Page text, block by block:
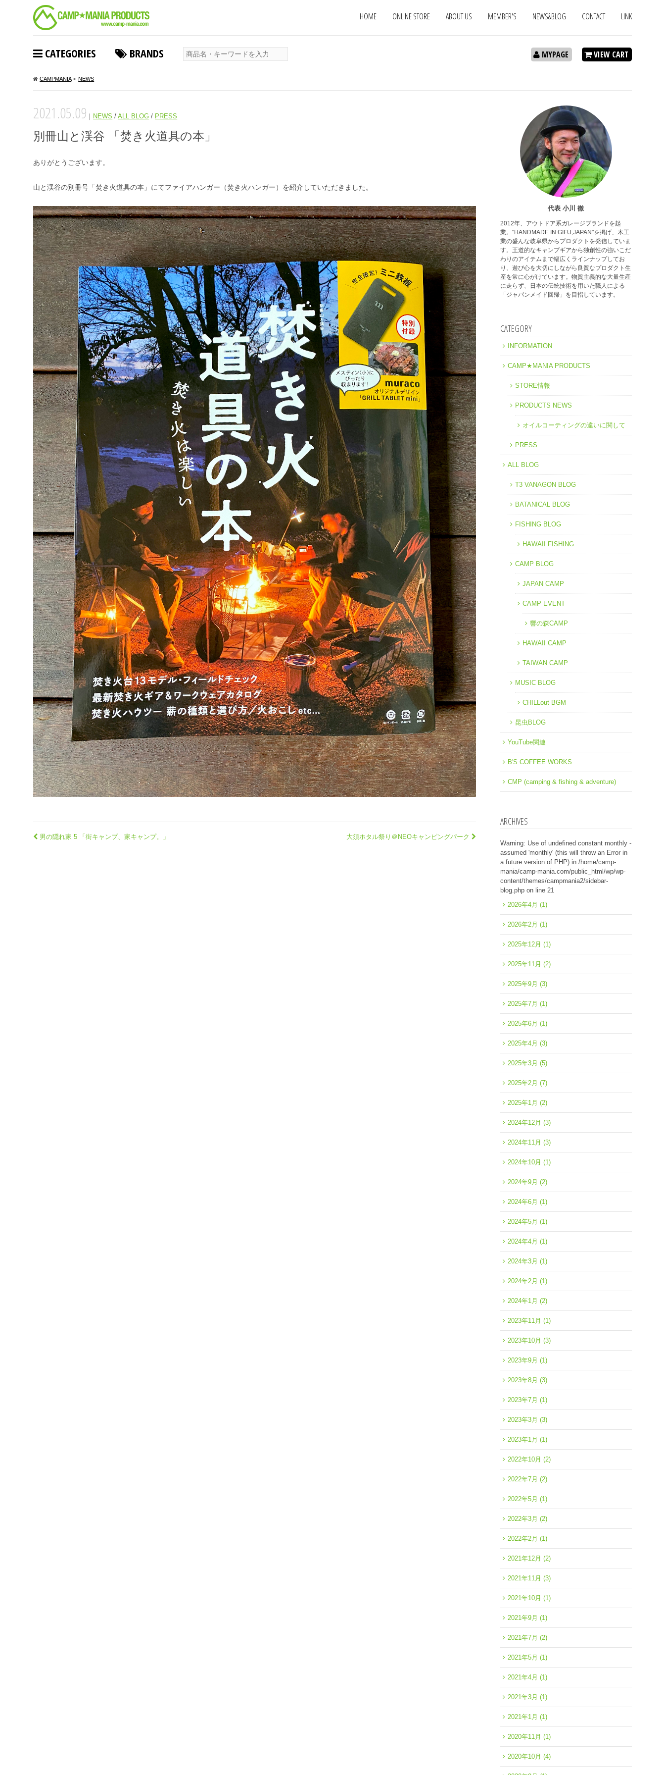
HOME ONLINE STORE ABOUT US MEMBER'S NEWS&BLOG CONTACT LINK
CATEGORIES BRANDS VIEW CART
MYPAGE
CAMPMANIA> NEWS
2021.05.09 ｜ NEWS /ALL BLOG / PRESS
別冊山と渓谷 「焚き火道具の本」
ありがとうございます。
山と渓谷の別冊号「焚き火道具の本」にてファイアハンガー（焚き火ハンガー）を紹介していただきました。
男の隠れ家 5 「街キャンプ、家キャンプ。」 大須ホタル祭り＠NEOキャンピングパーク
代表 小川 徹
2012年、アウトドア系ガレージブランドを起
業。"HANDMADE IN GIFU,JAPAN"を掲げ、木工
業の盛んな岐阜県からプロダクトを発信していま
す。王道的なキャンプギアから独創性の強いこだ
わりのアイテムまで幅広くラインナップしてお
り、遊び心を大切にしながら良質なプロダクト生
産を常に心がけています。物質主義的な大量生産
に走らず、日本の伝統技術を用いた職人による
「ジャパンメイド回帰」を目指しています。
CATEGORY
INFORMATION
CAMP★MANIA PRODUCTS
STORE情報
PRODUCTS NEWS
オイルコーティングの違いに関して
PRESS
ALL BLOG
T3 VANAGON BLOG
BATANICAL BLOG
FISHING BLOG
HAWAII FISHING
CAMP BLOG
JAPAN CAMP
CAMP EVENT
響の森CAMP
HAWAII CAMP
TAIWAN CAMP
MUSIC BLOG
CHILLout BGM
昆虫BLOG
YouTube関連
B'S COFFEE WORKS
CMP (camping & fishing & adventure)
ARCHIVES
Warning: Use of undefined constant monthly -
assumed 'monthly' (this will throw an Error in
a future version of PHP) in /home/camp-
mania/camp-mania.com/public_html/wp/wp-
content/themes/campmania2/sidebar-
blog.phpon line 21
2026年4月 (1)
2026年2月 (1)
2025年12月 (1)
2025年11月 (2)
2025年9月 (3)
2025年7月 (1)
2025年6月 (1)
2025年4月 (3)
2025年3月 (5)
2025年2月 (7)
2025年1月 (2)
2024年12月 (3)
2024年11月 (3)
2024年10月 (1)
2024年9月 (2)
2024年6月 (1)
2024年5月 (1)
2024年4月 (1)
2024年3月 (1)
2024年2月 (1)
2024年1月 (2)
2023年11月 (1)
2023年10月 (3)
2023年9月 (1)
2023年8月 (3)
2023年7月 (1)
2023年3月 (3)
2023年1月 (1)
2022年10月 (2)
2022年7月 (2)
2022年5月 (1)
2022年3月 (2)
2022年2月 (1)
2021年12月 (2)
2021年11月 (3)
2021年10月 (1)
2021年9月 (1)
2021年7月 (2)
2021年5月 (1)
2021年4月 (1)
2021年3月 (1)
2021年1月 (1)
2020年11月 (1)
2020年10月 (4)